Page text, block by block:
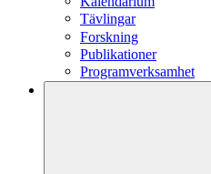
Tävlingar
Forskning
Publikationer
Programverksamhet